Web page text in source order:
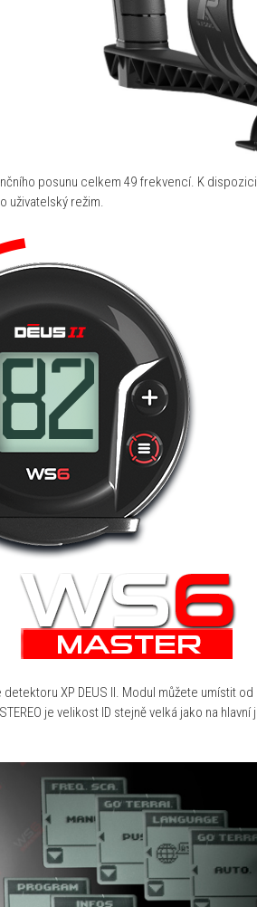
posunu celkem 49 frekvencí. K
uživatelský režim.
XP DEUS II. Modul můžete umístit
je velikost ID stejně velká jako na